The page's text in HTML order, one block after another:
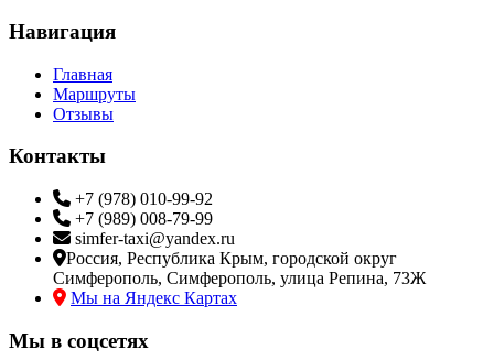
Навигация
Главная
Маршруты
Отзывы
Контакты
+7 (978) 010-99-92
+7 (989) 008-79-99
simfer-taxi@yandex.ru
Россия, Республика Крым, городской округ
Симферополь, Симферополь, улица Репина, 73Ж
Мы на Яндекс Картах
Мы в соцсетях